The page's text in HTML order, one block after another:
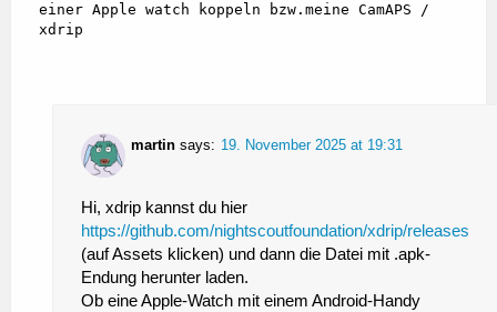
einer Apple watch koppeln bzw.meine CamAPS /
martin says: 19. November 2025 at 19:31
Hi, xdrip kannst du hier
https://github.com/nightscoutfoundation/xdrip/releases
(auf Assets klicken) und dann die Datei mit .apk-
Endung herunter laden.
Ob eine Apple-Watch mit einem Android-Handy